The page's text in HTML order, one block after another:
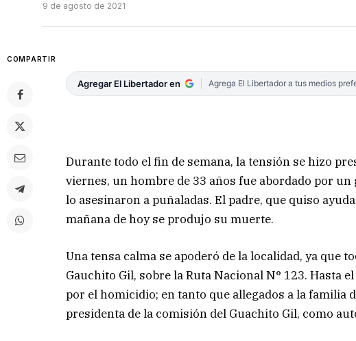
9 de agosto de 2021
COMPARTIR
Agregar El Libertador en Agrega El Libertador a tus medios
Durante todo el fin de semana, la tensión se hizo
viernes, un hombre de 33 años fue abordado por
lo asesinaron a puñaladas. El padre, que quiso
mañana de hoy se produjo su muerte.
Una tensa calma se apoderó de la localidad, ya que
Gauchito Gil, sobre la Ruta Nacional N° 123. Hasta
por el homicidio; en tanto que allegados a la familia
presidenta de la comisión del Guachito Gil, como